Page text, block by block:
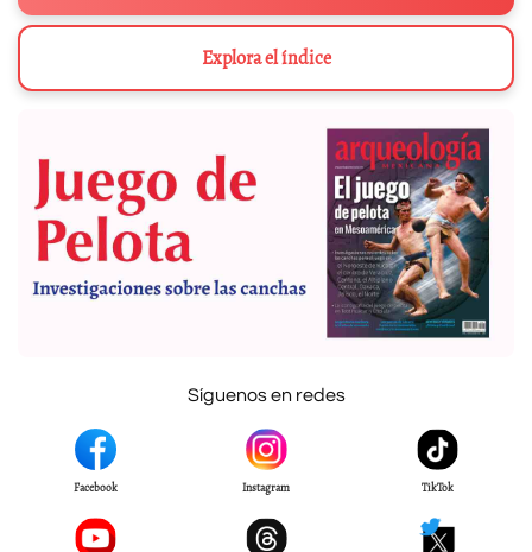
Explora el índice
Síguenos en redes
Facebook Instagram TikTok